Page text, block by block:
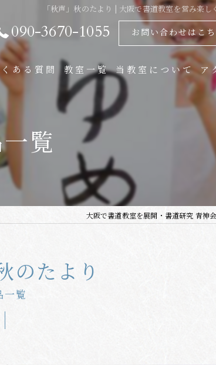
「秋声」秋のたより | 大阪で書道教室を営み楽
090-3670-1055 お問い合わせはこち
ある質問 教室一覧 当教室について
大人
作品展
通信講座
ア
覧
大阪で書道教室を展開・書道研究 青神会
一覧
のたより